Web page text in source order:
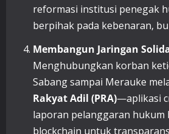
reformasi institusi penegak
berpihak pada kebenaran,
Membangun Jaringan
Menghubungkan korban
Sabang sampai Merauke
Rakyat Adil (PRA)—aplikasi
laporan pelanggaran hukum
blockchain untuk